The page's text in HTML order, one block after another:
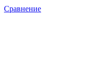
Сравнение